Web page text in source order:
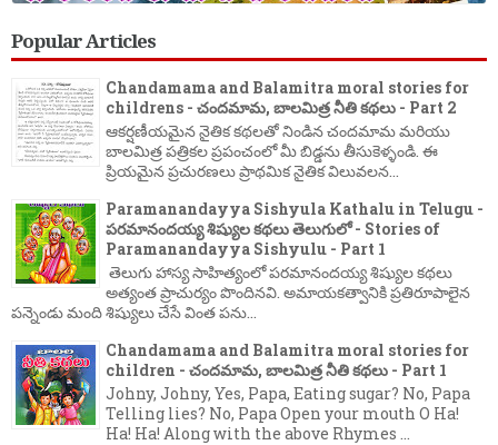
Popular Articles
Chandamama and Balamitra moral stories for
childrens - చందమామ, బాలమిత్ర నీతి కథలు - Part 2
ఆకర్షణీయమైన నైతిక కథలతో నిండిన చందమామ మరియు
బాలమిత్ర పత్రికల ప్రపంచంలో మీ బిడ్డను తీసుకెళ్ళండి. ఈ
ప్రియమైన ప్రచురణలు ప్రాథమిక నైతిక విలువలన...
Paramanandayya Sishyula Kathalu in Telugu -
పరమానందయ్య శిష్యుల కథలు తెలుగులో - Stories of
Paramanandayya Sishyulu - Part 1
తెలుగు హాస్య సాహిత్యంలో పరమానందయ్య శిష్యుల కథలు
అత్యంత ప్రాచుర్యం పొందినవి. అమాయకత్వానికి ప్రతిరూపాలైన
పన్నెండు మంది శిష్యులు చేసే వింత పను...
Chandamama and Balamitra moral stories for
children - చందమామ, బాలమిత్ర నీతి కథలు - Part 1
Johny, Johny, Yes, Papa, Eating sugar? No, Papa
Telling lies? No, Papa Open your mouth O Ha!
Ha! Ha! Along with the above Rhymes ...